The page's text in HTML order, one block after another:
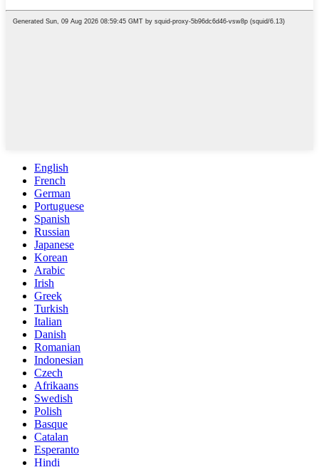
English
French
German
Portuguese
Spanish
Russian
Japanese
Korean
Arabic
Irish
Greek
Turkish
Italian
Danish
Romanian
Indonesian
Czech
Afrikaans
Swedish
Polish
Basque
Catalan
Esperanto
Hindi